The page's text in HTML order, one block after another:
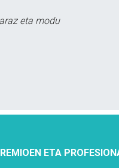
eta modu
ETA